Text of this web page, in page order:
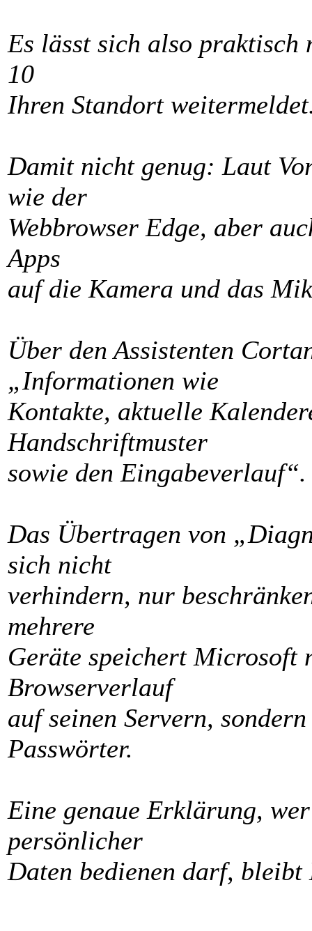
Es lässt sich also praktisch
10
Ihren Standort
Damit nicht genug: Laut
wie der
Webbrowser Edge, aber
Apps
auf die Kamera und das
Über den Assistenten
„Informationen wie
Kontakte, aktuelle
Handschriftmuster
sowie den Eingabeverlauf“.
Das Übertragen von
sich nicht
verhindern, nur
mehrere
Geräte speichert Micro­soft
Browserverlauf
auf seinen Servern,
Passwörter.
Eine genaue Erklärung,
persönlicher
Daten bedienen darf,